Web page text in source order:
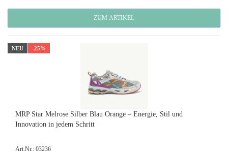
ZUM ARTIKEL
NEU -25%
MRP Star Melrose Silber Blau Orange – Energie, Stil und
Innovation in jedem Schritt
Art.Nr.: 03236